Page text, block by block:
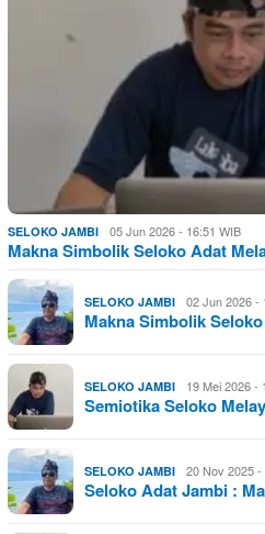
SELOKO JAMBI 05 Jun 2026 - 16:51 WIB
Makna Simbolik Seloko Adat
SELOKO JAMBI 02 Jun 2026 -
Makna Simbolik
SELOKO JAMBI 19 Mei 2026 -
Semiotika Seloko
SELOKO JAMBI 20 Nov 2025 -
Seloko Adat Jambi :